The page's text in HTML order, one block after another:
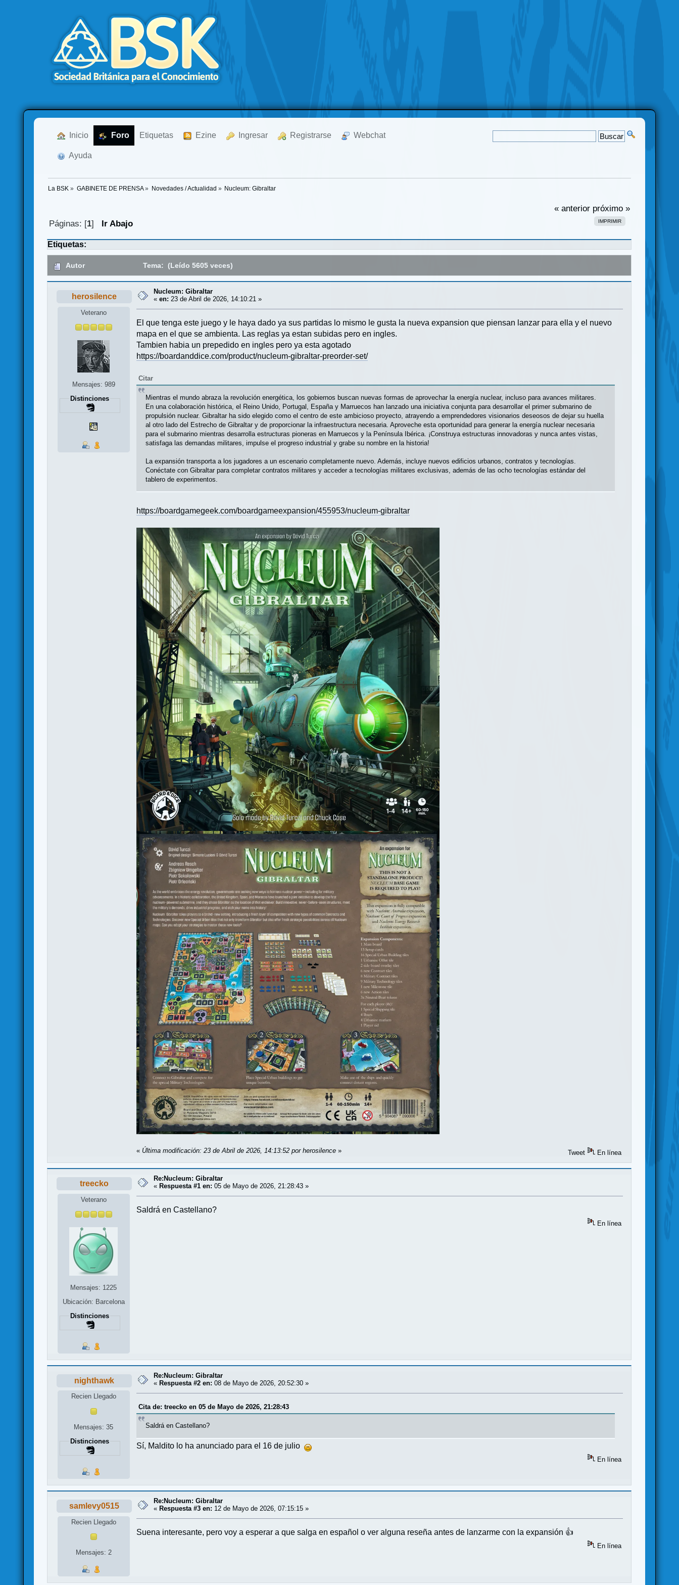
Inicio Foro Etiquetas Ezine Ingresar Registrarse Webchat
Ayuda
La BSK » GABINETE DE PRENSA» Novedades / Actualidad » Nucleum: Gibraltar
« anterior próximo »
IMPRIMIR
Páginas: [1] Ir Abajo
Etiquetas:
Autor Tema: (Leído 5605 veces)
herosilence
Veterano
Mensajes: 989
Distinciones
Nucleum: Gibraltar
«en: 23 de Abril de 2026, 14:10:21 »
El que tenga este juego y le haya dado ya sus partidas lo mismo le gusta la nueva expansion que piensan lanzar para ella y el nuevo
mapa en el que se ambienta. Las reglas ya estan subidas pero en ingles.
Tambien habia un prepedido en ingles pero ya esta agotado
https://boardanddice.com/product/nucleum-gibraltar-preorder-set/
Citar
Mientras el mundo abraza la revolución energética, los gobiernos buscan nuevas formas de aprovechar la energía nuclear, incluso para avances militares.
En una colaboración histórica, el Reino Unido, Portugal, España y Marruecos han lanzado una iniciativa conjunta para desarrollar el primer submarino de
propulsión nuclear. Gibraltar ha sido elegido como el centro de este ambicioso proyecto, atrayendo a emprendedores visionarios deseosos de dejar su huella
al otro lado del Estrecho de Gibraltar y de proporcionar la infraestructura necesaria. Aproveche esta oportunidad para generar la energía nuclear necesaria
para el submarino mientras desarrolla estructuras pioneras en Marruecos y la Península Ibérica. ¡Construya estructuras innovadoras y nunca antes vistas,
satisfaga las demandas militares, impulse el progreso industrial y grabe su nombre en la historia!
La expansión transporta a los jugadores a un escenario completamente nuevo. Además, incluye nuevos edificios urbanos, contratos y tecnologías.
Conéctate con Gibraltar para completar contratos militares y acceder a tecnologías militares exclusivas, además de las ocho tecnologías estándar del
tablero de experimentos.
https://boardgamegeek.com/boardgameexpansion/455953/nucleum-gibraltar
« Última modificación: 23 de Abril de 2026, 14:13:52 por herosilence » Tweet En línea
treecko
Veterano
Mensajes: 1225
Ubicación: Barcelona
Distinciones
Re:Nucleum: Gibraltar
« Respuesta #1 en: 05 de Mayo de 2026, 21:28:43 »
Saldrá en Castellano?
En línea
nighthawk
Recien Llegado
Mensajes: 35
Distinciones
Re:Nucleum: Gibraltar
« Respuesta #2 en: 08 de Mayo de 2026, 20:52:30 »
Cita de: treecko en 05 de Mayo de 2026, 21:28:43
Saldrá en Castellano?
Sí, Maldito lo ha anunciado para el 16 de julio
En línea
samlevy0515
Recien Llegado
Mensajes: 2
Re:Nucleum: Gibraltar
« Respuesta #3 en: 12 de Mayo de 2026, 07:15:15 »
Suena interesante, pero voy a esperar a que salga en español o ver alguna reseña antes de lanzarme con la expansión 👍
En línea